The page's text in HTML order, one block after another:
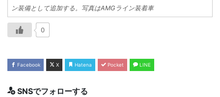
ン装備として追加する。写真はAMGライン装着車
0
Facebook X Hatena Pocket LINE
SNSでフォローする